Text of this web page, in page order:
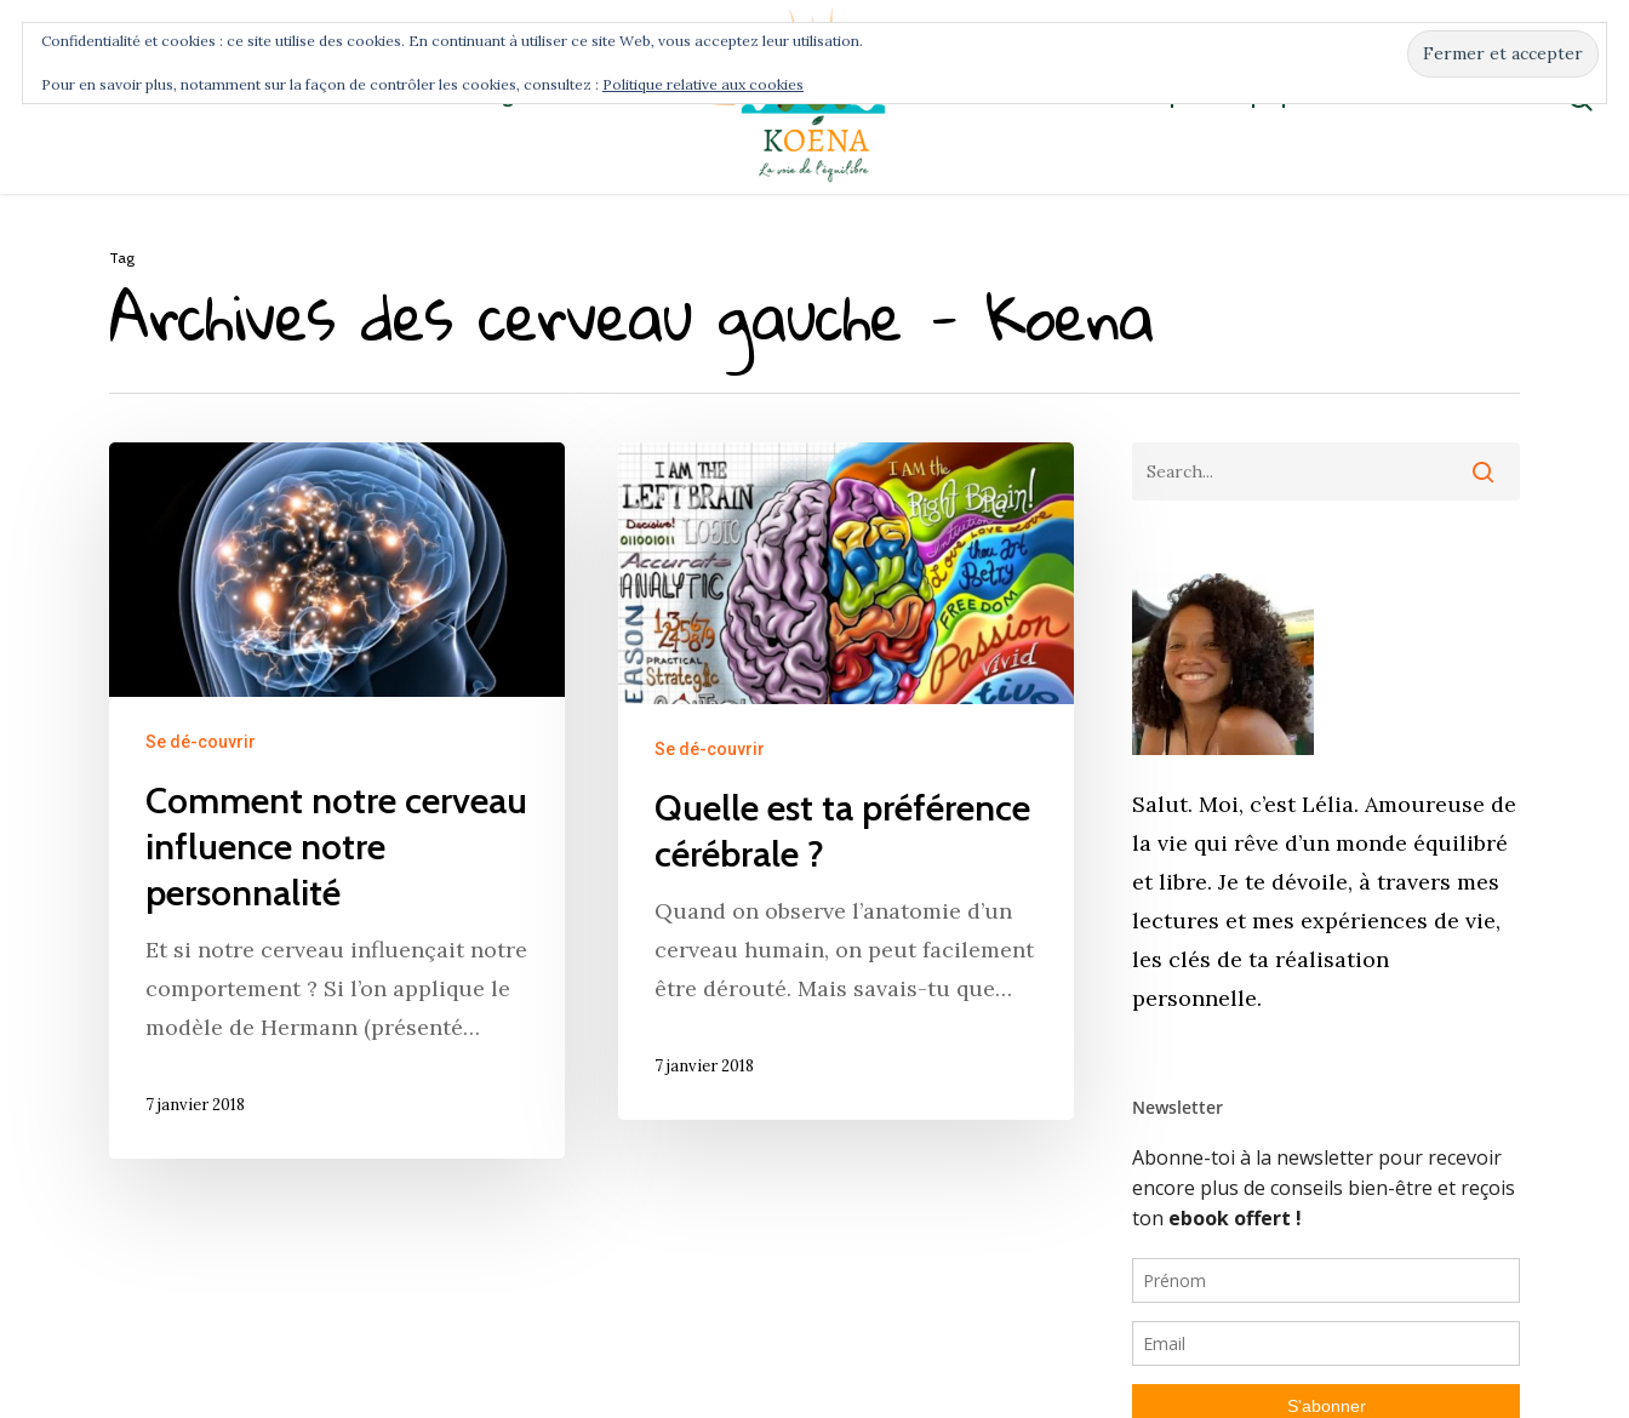
Hit enter to search or ESC to close
Accueil Commence ici Blog Podcast
Tag
Archives des cerveau gauche - Koena
Se dé-couvrir
Comment notre cerveau
influence notre
personnalité
Et si notre cerveau influençait notre
comportement ? Si l’on applique le
modèle de Hermann (présenté…
7 janvier 2018
Se dé-couvrir
Quelle est ta préférence
cérébrale ?
Quand on observe l’anatomie d’un
cerveau humain, on peut facilement
être dérouté. Mais savais-tu que…
7 janvier 2018
Salut. Moi, c’est Lélia. Amoureuse de
la vie qui rêve d’un monde équilibré
et libre. Je te dévoile, à travers mes
lectures et mes expériences de vie,
les clés de ta réalisation
personnelle.
Newsletter
Confidentialité et cookies : ce site utilise des cookies. En continuant à utiliser ce site Web, vous acceptez leur utilisation.
Pour en savoir plus, notamment sur la façon de contrôler les cookies, consultez : Politique relative aux cookies